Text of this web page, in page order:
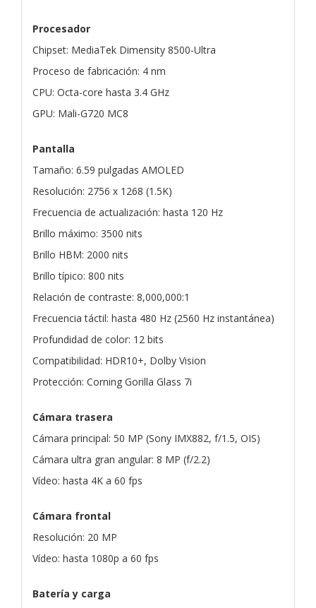
Procesador
Chipset: MediaTek Dimensity 8500-Ultra
Proceso de fabricación: 4 nm
CPU: Octa-core hasta 3.4 GHz
GPU: Mali-G720 MC8
Pantalla
Tamaño: 6.59 pulgadas AMOLED
Resolución: 2756 x 1268 (1.5K)
Frecuencia de actualización: hasta 120 Hz
Brillo máximo: 3500 nits
Brillo HBM: 2000 nits
Brillo típico: 800 nits
Relación de contraste: 8,000,000:1
Frecuencia táctil: hasta 480 Hz (2560 Hz instantánea)
Profundidad de color: 12 bits
Compatibilidad: HDR10+, Dolby Vision
Protección: Corning Gorilla Glass 7i
Cámara trasera
Cámara principal: 50 MP (Sony IMX882, f/1.5, OIS)
Cámara ultra gran angular: 8 MP (f/2.2)
Vídeo: hasta 4K a 60 fps
Cámara frontal
Resolución: 20 MP
Vídeo: hasta 1080p a 60 fps
Batería y carga